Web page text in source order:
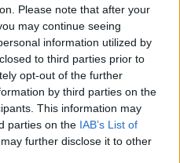
Please note that after your
may continue seeing
information utilized by
to third parties prior to
opt-out of the further
by third parties on the
This information may
parties on the IAB’s List of
further disclose it to other